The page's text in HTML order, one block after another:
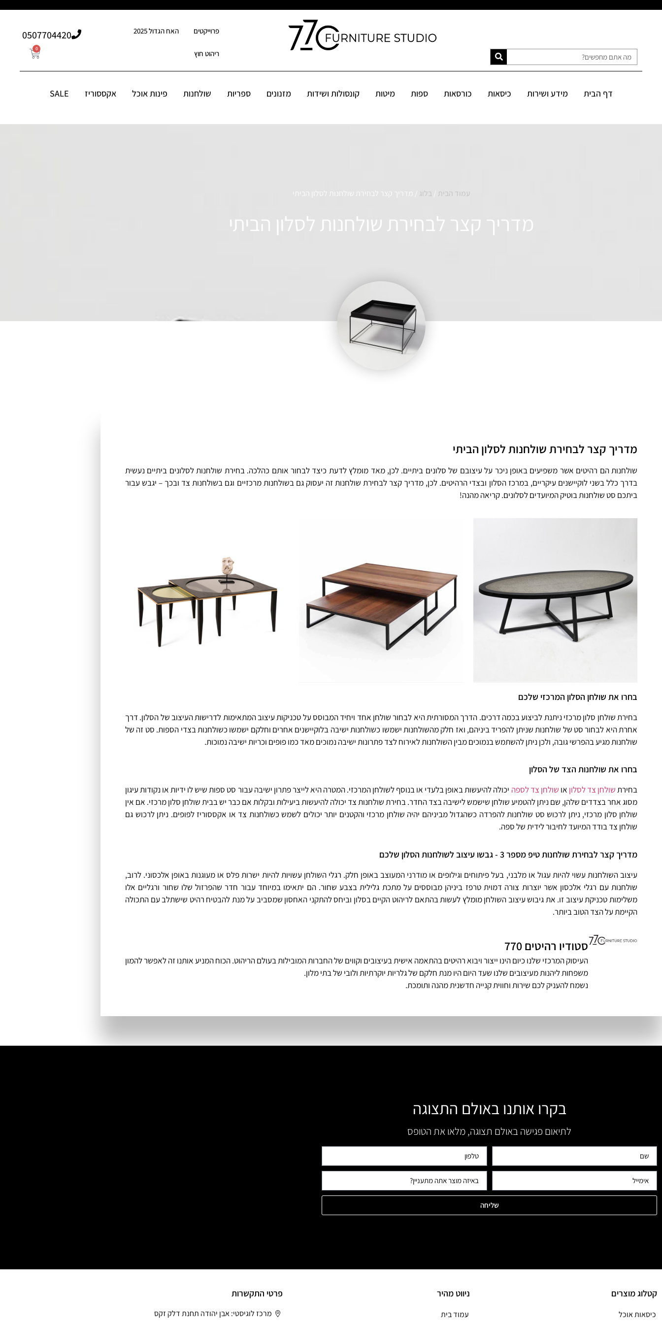
פרוייקטים האח הגדול 2025
ריהוט חוץ
507704420⁩0
0
דף הבית מידע ושירות כיסאות כורסאות ספות מיטות קונסולות ושידות מזנונים ספריות שולחנות פינות אוכל אקססוריז SALE
עמוד הבית /בלוג / מדריך קצר לבחירת שולחנות לסלון הביתי
מדריך קצר לבחירת שולחנות לסלון הביתי
מדריך קצר לבחירת שולחנות לסלון הביתי
שולחנות הם רהיטים אשר משפיעים באופן ניכר על עיצובם של סלונים ביתיים. לכן, מאד מומלץ לדעת כיצד לבחור אותם כהלכה. בחירת שולחנות לסלונים ביתיים נעשית
בדרך כלל בשני לוקיישנים עיקריים, במרכז הסלון ובצדי הרהיטים. לכן, מדריך קצר לבחירת שולחנות זה יעסוק גם בשולחנות מרכזיים וגם בשולחנות צד ובכך – יגבש עבור
ביתכם סט שולחנות בוטיק המיועדים לסלונים. קריאה מהנה!
בחרו את שולחן הסלון המרכזי שלכם
בחירת שולחן סלון מרכזי ניתנת לביצוע בכמה דרכים. הדרך המסורתית היא לבחור שולחן אחד ויחיד המבוסס על טכניקות עיצוב המתאימות לדרישות העיצוב של הסלון. דרך
אחרת היא לבחור סט של שולחנות שניתן להפריד ביניהם, ואז חלק מהשולחנות ישמשו כשולחנות ישיבה בלוקיישנים אחרים וחלקם ישמשו כשולחנות בצדי הספות. סט זה של
שולחנות מגיע בהפרשי גובה, ולכן ניתן להשתמש בנמוכים מבין השולחנות לאירוח לצד פתרונות ישיבה נמוכים מאד כמו פופים וכריות ישיבה נמוכות.
בחרו את שולחנות הצד של הסלון
בחירתשולחן צד לסלון או שולחן צד לספה יכולה להיעשות באופן בלעדי או בנוסף לשולחן המרכזי. המטרה היא לייצר פתרון ישיבה עבור סט ספות שיש לו ידיות או נקודות עיגון
מסוג אחר בצדדים שלהן, שם ניתן להטמיע שולחן שישמש לישיבה בצד החדר. בחירת שולחנות צד יכולה להיעשות ביעילות ובקלות אם כבר יש בבית שולחן סלון מרכזי. אם אין
שולחן סלון מרכזי, ניתן לרכוש סט שולחנות להפרדה כשהגדול מביניהם יהיה שולחן מרכזי והקטנים יותר יכולים לשמש כשולחנות צד או אקססוריז לפופים. ניתן לרכוש גם
שולחן צד בודד המיועד לחיבור לידית של ספה.
מדריך קצר לבחירת שולחנות טיפ מספר 3 - גבשו עיצוב לשולחנות הסלון שלכם
עיצוב השולחנות עשוי להיות עגול או מלבני, בעל פיתוחים וגילופים או מודרני המעוצב באופן חלק. רגלי השולחן עשויות להיות ישרות פלס או מעוגנות באופן אלכסוני. לרוב,
שולחנות עם רגלי אלכסון אשר יוצרות צורה דמוית טרפז ביניהן מבוססים על מתכת גלילית בצבע שחור. הם יתאימו במיוחד עבור חדר שהפרזול שלו שחור ורגליים אלו
משלימות טכניקת עיצוב זו. את גיבוש עיצוב השולחן מומלץ לעשות בהתאם לריהוט הקיים בסלון וביחס להתקני האחסון שמסביב על מנת להבטיח רהיט שישתלב עם התכולה
הקיימת על הצד הטוב ביותר.
סטודיו רהיטים 770
העיסוק המרכזי שלנו כיום הינו ייצור ויבוא רהיטים בהתאמה אישית בעיצובים וקווים של החברות המובילות בעולם הריהוט. הכוח המניע אותנו זה לאפשר להמון
משפחות ליהנות מעיצובים שלנו שעד היום היו מנת חלקם של גלריות יוקרתיות ולובי של בתי מלון.
נשמח להעניק לכם שירות וחווית קנייה חדשנית מהנה ותומכת.
בקרו אותנו באולם התצוגה
לתיאום פגישה באולם תצוגה, מלאו את הטופס
שליחה
קטלוג מוצרים
כיסאות אוכל
ניווט מהיר
עמוד בית
פרטי התקשרות
מרכז לוגיסטי: אבן יהודה תחנת דלק זקס